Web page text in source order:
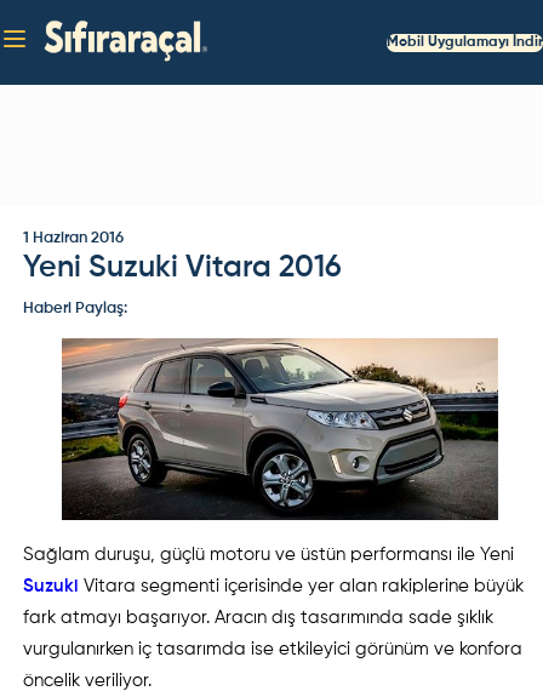
Mobil Uygulamayı İndir
1 Haziran 2016
Yeni Suzuki Vitara 2016
Haberi Paylaş:
Sağlam duruşu, güçlü motoru ve üstün performansı ile Yeni
Suzuki Vitara segmenti içerisinde yer alan rakiplerine büyük
fark atmayı başarıyor. Aracın dış tasarımında sade şıklık
vurgulanırken iç tasarımda ise etkileyici görünüm ve konfora
öncelik veriliyor.